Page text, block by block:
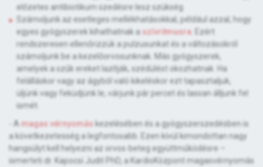
előzetes antibiotikum szedésre lesz szükség.
Számoljunk az esetleges mellékhatásokkal, például azzal, hogy
egyes gyógyszerek kihathatnak a szívritmusra . Ezért
rendszeresen ellenőrizzük a pulzusunkat és a változásokról
számoljunk be a kezelőorvosunknak. Más gyógyszerek,
amelyek a szűk ereket lazítják, szédülést okozhatnak. Ha
felálláskor vagy az ágyból való kikeléskor ezt tapasztaljuk,
üljünk vagy feküdjünk le, várjunk pár percet és lassan álljunk fel
ismét.
- A magas vérnyomás kezelésében és a gyógyszerszedésben is
a következetesség a legfontosabb. Ezen kívül kimondottan nagy
hangsúlyt kell helyezni az orvos-beteg együttműködésre –
ismerteti dr. Kapocsi Judit PhD, a KardioKözpont magasvérnyomás